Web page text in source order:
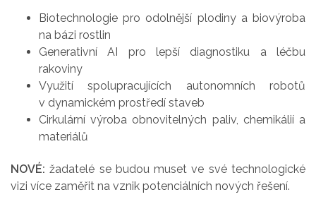
Biotechnologie pro odolnější plodiny a biovýroba
na bázi rostlin
Generativní AI pro lepší diagnostiku a léčbu
rakoviny
Využití spolupracujících autonomních robotů
v dynamickém prostředí staveb
Cirkulární výroba obnovitelných paliv, chemikálií a
materiálů
NOVÉ: žadatelé se budou muset ve své technologické
vizi více zaměřit na vznik potenciálních nových řešení.